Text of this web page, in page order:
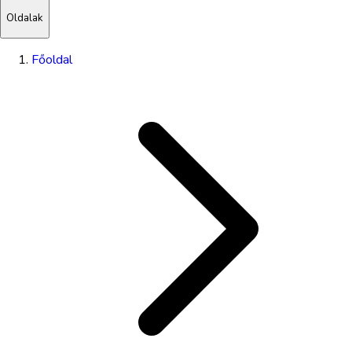
Oldalak
Főoldal